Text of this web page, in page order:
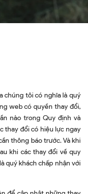
chúng tôi có nghĩa là quý
web có quyền thay đổi,
nào trong Quy định và
thay đổi có hiệu lực ngay
thông báo trước. Và khi
khi các thay đổi về quy
quý khách chấp nhận với